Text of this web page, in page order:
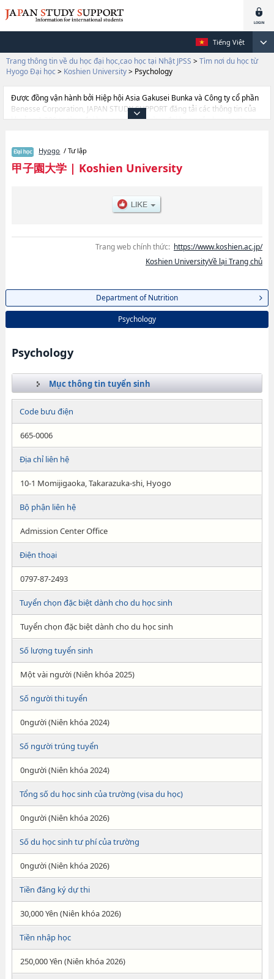
Tiếng Việt
Trang thông tin về du học đại học,cao học tại Nhật JPSS > Tìm nơi du học từ
Hyogo Đại học > Koshien University> Psychology
Được đồng vận hành bởi Hiệp hội Asia Gakusei Bunka và Công ty cổ phần
Benesse Corporation, JAPAN STUDY SUPPORT đăng tải các thông tin của
khoảng 1.300 trường đại học, cao học, trường đại học ngắn hạn, trường
cần thiết dành cho du học sinh, như là về các Ngành Department of
NutritionhoặcNgành Psychology, thông tin về từng ngành học, thông tin
liên quan đến thi tuyển như số lượng tuyển sinh, số lượng trúng tuyển, cở
Hyogo / Tư lập
甲子園大学| Koshien University
Trang web chính thức: https://www.koshien.ac.jp/
Koshien UniversityVề lại Trang chủ
Department of Nutrition
Psychology
Psychology
Mục thông tin tuyển sinh
Code bưu điện
665-0006
Địa chỉ liên hệ
10-1 Momijigaoka, Takarazuka-shi, Hyogo
Bộ phận liên hệ
Admission Center Office
Điện thoại
0797-87-2493
Tuyển chọn đặc biệt dành cho du học sinh
Tuyển chọn đặc biệt dành cho du học sinh
Số lượng tuyển sinh
Một vài người (Niên khóa 2025)
Số người thi tuyển
0người (Niên khóa 2024)
Số người trúng tuyển
0người (Niên khóa 2024)
Tổng số du học sinh của trường (visa du học)
0người (Niên khóa 2026)
Số du học sinh tư phí của trường
0người (Niên khóa 2026)
Tiền đăng ký dự thi
30,000 Yên (Niên khóa 2026)
Tiền nhập học
250,000 Yên (Niên khóa 2026)